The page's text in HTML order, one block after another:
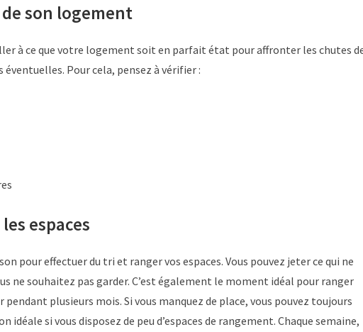
son logement
à ce que votre logement soit en parfait état pour affronter les chutes
Pour cela, pensez à vérifier :
espaces
pour effectuer du tri et ranger vos espaces. Vous pouvez jeter ce qui ne
ne souhaitez pas garder. C’est également le moment idéal pour ranger
pendant plusieurs mois. Si vous manquez de place, vous pouvez toujours
idéale si vous disposez de peu d’espaces de rangement. Chaque semaine,